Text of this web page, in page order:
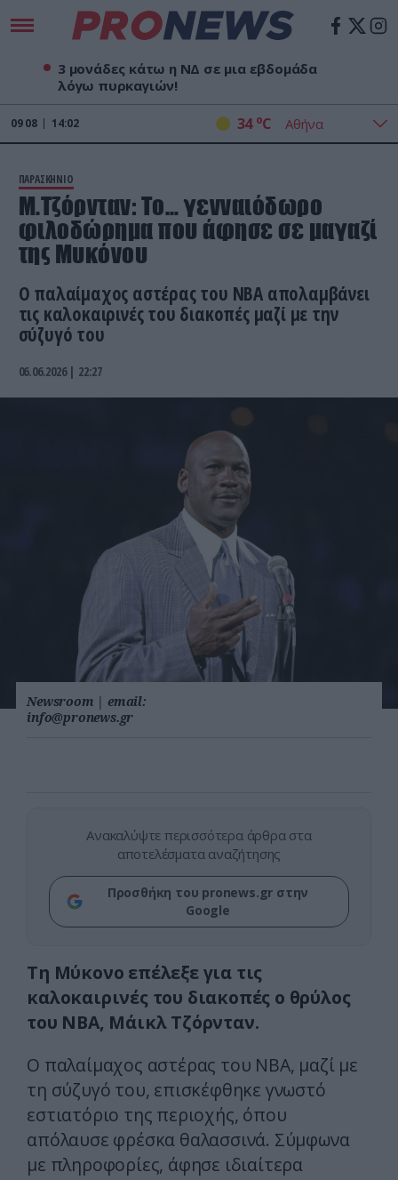
3 μονάδες κάτω η ΝΔ σε μια εβδομάδα
λόγω πυρκαγιών!
09 08 14:02 34 oC
ΠΑΡΑΣΚΗΝΙΟ
Μ.Τζόρνταν: Το… γενναιόδωρο
φιλοδώρημα που άφησε σε μαγαζί
της Μυκόνου
Ο παλαίμαχος αστέρας του NBA απολαμβάνει
τις καλοκαιρινές του διακοπές μαζί με την
σύζυγό του
06.06.2026 | 22:27
Newsroom | email:
info@pronews.gr
Ανακαλύψτε περισσότερα άρθρα στα
αποτελέσματα αναζήτησης
Προσθήκη του pronews.gr στην
Google
Τη Μύκονο επέλεξε για τις
καλοκαιρινές του διακοπές ο θρύλος
του NBA, Μάικλ Τζόρνταν.
Ο παλαίμαχος αστέρας του NBA, μαζί με
τη σύζυγό του, επισκέφθηκε γνωστό
εστιατόριο της περιοχής, όπου
απόλαυσε φρέσκα θαλασσινά. Σύμφωνα
με πληροφορίες, άφησε ιδιαίτερα